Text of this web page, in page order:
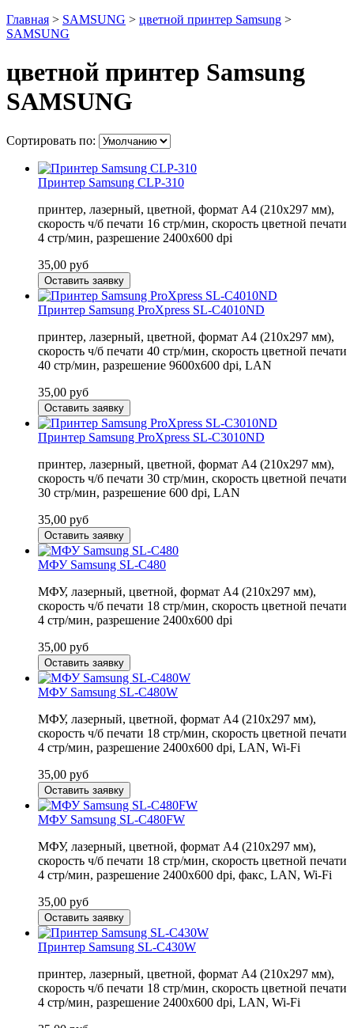
Главная > SAMSUNG > цветной принтер Samsung >
SAMSUNG
цветной принтер Samsung
SAMSUNG
Сортировать по:
Принтер Samsung CLP-310
принтер, лазерный, цветной, формат A4 (210x297 мм),
скорость ч/б печати 16 стр/мин, скорость цветной печати
4 стр/мин, разрешение 2400x600 dpi
35,00 руб
Оставить заявку
Принтер Samsung ProXpress SL-C4010ND
принтер, лазерный, цветной, формат A4 (210x297 мм),
скорость ч/б печати 40 стр/мин, скорость цветной печати
40 стр/мин, разрешение 9600x600 dpi, LAN
35,00 руб
Оставить заявку
Принтер Samsung ProXpress SL-C3010ND
принтер, лазерный, цветной, формат A4 (210x297 мм),
скорость ч/б печати 30 стр/мин, скорость цветной печати
30 стр/мин, разрешение 600 dpi, LAN
35,00 руб
Оставить заявку
МФУ Samsung SL-C480
МФУ, лазерный, цветной, формат A4 (210x297 мм),
скорость ч/б печати 18 стр/мин, скорость цветной печати
4 стр/мин, разрешение 2400x600 dpi
35,00 руб
Оставить заявку
МФУ Samsung SL-C480W
МФУ, лазерный, цветной, формат A4 (210x297 мм),
скорость ч/б печати 18 стр/мин, скорость цветной печати
4 стр/мин, разрешение 2400x600 dpi, LAN, Wi-Fi
35,00 руб
Оставить заявку
МФУ Samsung SL-C480FW
МФУ, лазерный, цветной, формат A4 (210x297 мм),
скорость ч/б печати 18 стр/мин, скорость цветной печати
4 стр/мин, разрешение 2400x600 dpi, факс, LAN, Wi-Fi
35,00 руб
Оставить заявку
Принтер Samsung SL-C430W
принтер, лазерный, цветной, формат A4 (210x297 мм),
скорость ч/б печати 18 стр/мин, скорость цветной печати
4 стр/мин, разрешение 2400x600 dpi, LAN, Wi-Fi